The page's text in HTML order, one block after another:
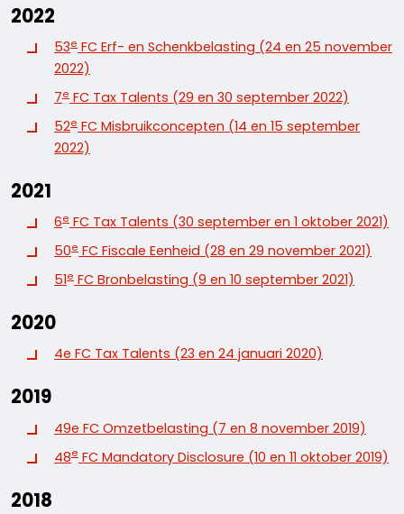
2022
53e FC Erf- en Schenkbelasting (24 en 25 november
2022)
7e FC Tax Talents (29 en 30 september 2022)
52e FC Misbruikconcepten (14 en 15 september
2022)
2021
6e FC Tax Talents (30 september en 1 oktober 2021)
50e FC Fiscale Eenheid (28 en 29 november 2021)
51e FC Bronbelasting (9 en 10 september 2021)
2020
4e FC Tax Talents (23 en 24 januari 2020)
2019
49e FC Omzetbelasting (7 en 8 november 2019)
48e FC Mandatory Disclosure (10 en 11 oktober 2019)
2018